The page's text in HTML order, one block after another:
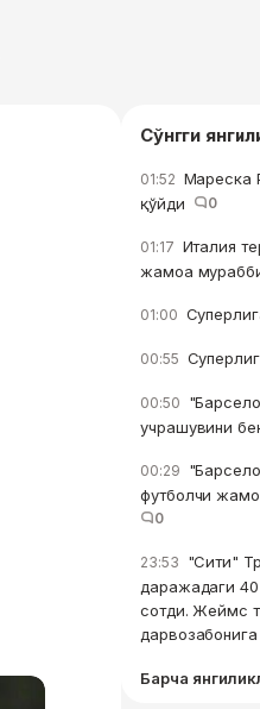
Сўнгги
01:52 Мареска
қўйди
0
01:17 Италия
жамоа
01:00
00:55
00:50
учрашувини
00:29
футболчи
0
23:53 "Сити"
даражадаги
сотди. Жеймс
Барча